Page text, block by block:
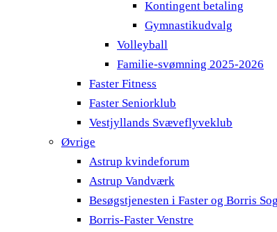
Kontingent betaling
Gymnastikudvalg
Volleyball
Familie-svømning 2025-2026
Faster Fitness
Faster Seniorklub
Vestjyllands Svæveflyveklub
Øvrige
Astrup kvindeforum
Astrup Vandværk
Besøgstjenesten i Faster og Borris
Borris-Faster Venstre